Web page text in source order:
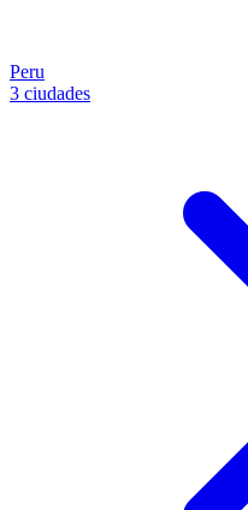
Peru
3 ciudades